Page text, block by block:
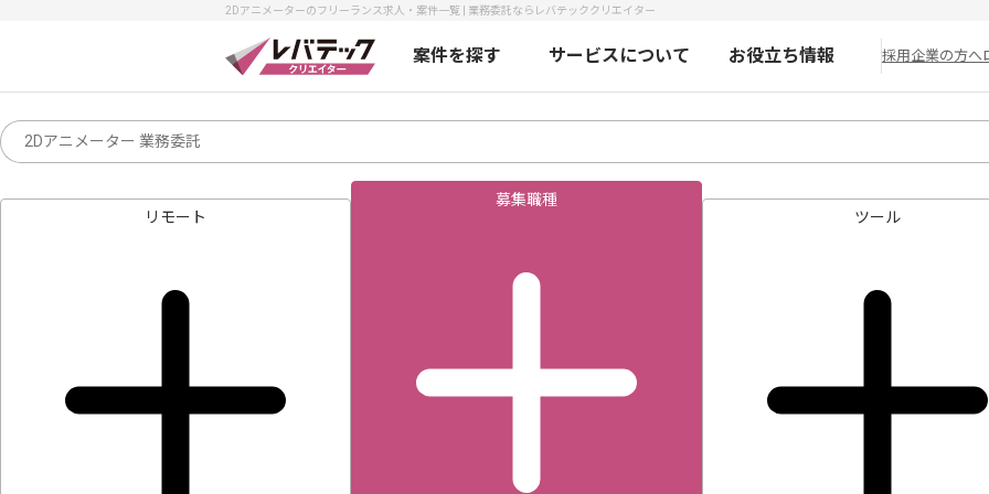
2Dアニメーターのフリーランス求人・案件一覧 | 業務委託ならレバテッククリエイター
案件を探す サービスについて お役立ち情報 採用企業の方へ
リモート
募集職種
ツール